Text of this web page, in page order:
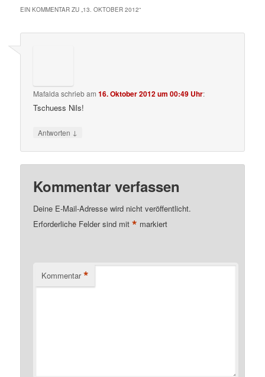
EIN KOMMENTAR ZU „ 13. OKTOBER 2012“
Mafalda schriebam16. Oktober 2012 um 00:49 Uhr:
Tschuess Nils!
Antworten ↓
Kommentar verfassen
Deine E-Mail-Adresse wird nicht veröffentlicht.
Erforderliche Felder sind mit* markiert
Kommentar *